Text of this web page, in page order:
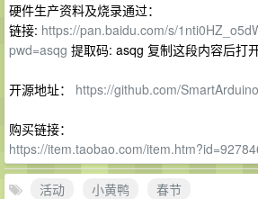
硬件生产资料及烧录通过：
链接: https://pan.baidu.com/s/
pwd=asqg 提取码: asqg 复制这段内容后打
开源地址： https://github.com/
购买链接：
https://item.taobao.com/
活动 小黄鸭
春节